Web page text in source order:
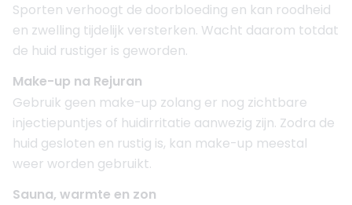
Sporten verhoogt de doorbloeding en kan roodheid
en zwelling tijdelijk versterken. Wacht daarom totdat
de huid rustiger is geworden.
Make-up na Rejuran
Gebruik geen make-up zolang er nog zichtbare
injectiepuntjes of huidirritatie aanwezig zijn. Zodra de
huid gesloten en rustig is, kan make-up meestal
weer worden gebruikt.
Sauna, warmte en zon